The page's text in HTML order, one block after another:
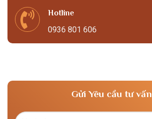
Hotline
0936 801 606
Gửi Yêu cầu tư vấn